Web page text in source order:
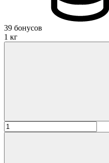
39 бонусов
1 кг